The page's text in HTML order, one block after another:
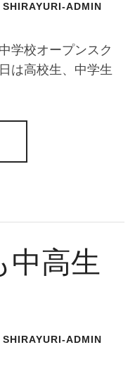
SHIRAYURI-ADMIN
学校オープンスク
は高校生、中学生
中高生
SHIRAYURI-ADMIN